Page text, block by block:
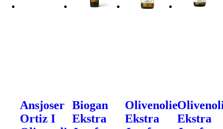
Ansjoser
Ortiz I
Biogan
Ekstra
Olivenolie
Ekstra
Ekstra